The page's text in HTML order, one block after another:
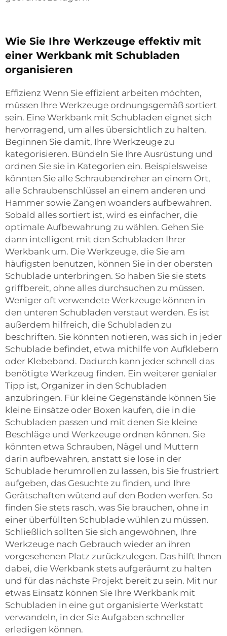
Wie Sie Ihre Werkzeuge effektiv mit
einer Werkbank mit Schubladen
organisieren
Effizienz Wenn Sie effizient arbeiten möchten,
müssen Ihre Werkzeuge ordnungsgemäß sortiert
sein. Eine Werkbank mit Schubladen eignet sich
hervorragend, um alles übersichtlich zu halten.
Beginnen Sie damit, Ihre Werkzeuge zu
kategorisieren. Bündeln Sie Ihre Ausrüstung und
ordnen Sie sie in Kategorien ein. Beispielsweise
könnten Sie alle Schraubendreher an einem Ort,
alle Schraubenschlüssel an einem anderen und
Hammer sowie Zangen woanders aufbewahren.
Sobald alles sortiert ist, wird es einfacher, die
optimale Aufbewahrung zu wählen. Gehen Sie
dann intelligent mit den Schubladen Ihrer
Werkbank um. Die Werkzeuge, die Sie am
häufigsten benutzen, können Sie in der obersten
Schublade unterbringen. So haben Sie sie stets
griffbereit, ohne alles durchsuchen zu müssen.
Weniger oft verwendete Werkzeuge können in
den unteren Schubladen verstaut werden. Es ist
außerdem hilfreich, die Schubladen zu
beschriften. Sie könnten notieren, was sich in jeder
Schublade befindet, etwa mithilfe von Aufklebern
oder Klebeband. Dadurch kann jeder schnell das
benötigte Werkzeug finden. Ein weiterer genialer
Tipp ist, Organizer in den Schubladen
anzubringen. Für kleine Gegenstände können Sie
kleine Einsätze oder Boxen kaufen, die in die
Schubladen passen und mit denen Sie kleine
Beschläge und Werkzeuge ordnen können. Sie
könnten etwa Schrauben, Nägel und Muttern
darin aufbewahren, anstatt sie lose in der
Schublade herumrollen zu lassen, bis Sie frustriert
aufgeben, das Gesuchte zu finden, und Ihre
Gerätschaften wütend auf den Boden werfen. So
finden Sie stets rasch, was Sie brauchen, ohne in
einer überfüllten Schublade wühlen zu müssen.
Schließlich sollten Sie sich angewöhnen, Ihre
Werkzeuge nach Gebrauch wieder an ihren
vorgesehenen Platz zurückzulegen. Das hilft Ihnen
dabei, die Werkbank stets aufgeräumt zu halten
und für das nächste Projekt bereit zu sein. Mit nur
etwas Einsatz können Sie Ihre Werkbank mit
Schubladen in eine gut organisierte Werkstatt
verwandeln, in der Sie Aufgaben schneller
erledigen können.